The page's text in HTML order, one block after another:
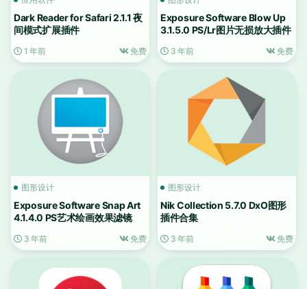
Dark Reader for Safari 2.1.1 夜
间模式扩展插件
1 年前 免费
Exposure Software Blow Up
3.1.5.0 PS/Lr图片无损放大插件
3 年前 免费
图形设计
Exposure Software Snap Art
4.1.4.0 PS艺术绘画效果滤镜
3 年前 免费
图形设计
Nik Collection 5.7.0 DxO图形
插件合集
3 年前 免费